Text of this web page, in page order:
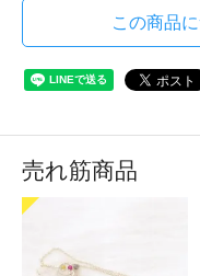
この商品
売れ筋商品